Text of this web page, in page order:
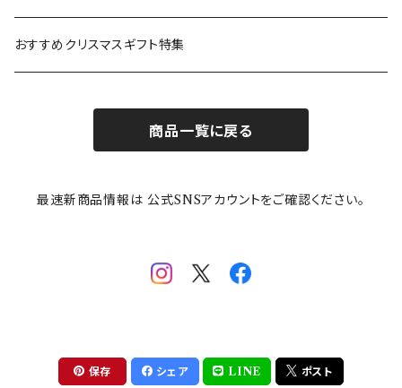
カトラリー
ポケットモンスター
mofusand（モフサンド）
mofsand×日比谷花壇
ちびまる子ちゃんandクレヨンしんちゃん
Finlayson(フィンレイソン)
HANAE MORI(ハナエモリ)
THE BEATLES(ザ・ビートルズ)
【山加商店×yaeko】migratory bird
CELEC(セレック)
隅切り重箱
HAPPY DINING(ハッピーダイニング)
吉祥
メイメイウェア
SoSo(ソソ）
リサイクル食器
おすすめクリスマスギフト特集
商品一覧に戻る
最速新商品情報は 公式SNSアカウントをご確認ください。
保存 シェア LINE ポスト